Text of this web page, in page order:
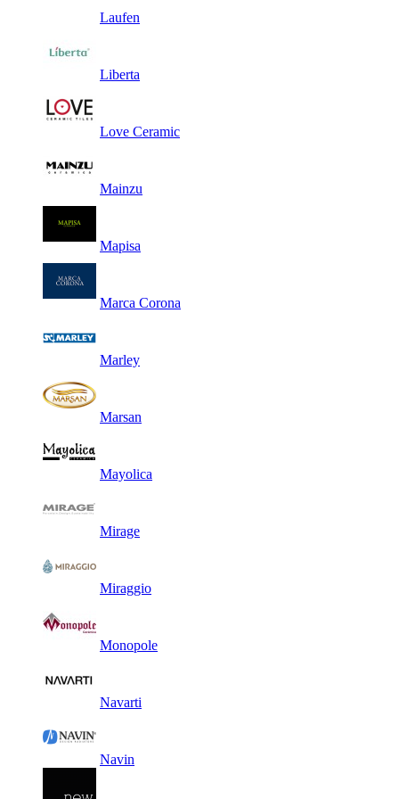
Laufen
Liberta
Love Ceramic
Mainzu
Mapisa
Marca Corona
Marley
Marsan
Mayolica
Mirage
Miraggio
Monopole
Navarti
Navin